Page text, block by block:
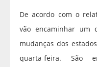
De acordo com o
vão encaminhar um
mudanças dos
quarta-feira. São